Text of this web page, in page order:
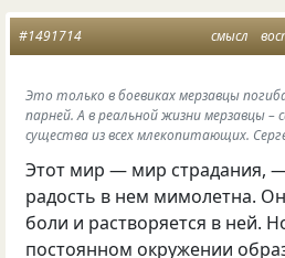
смысл
#1491714
Это только в боевиках мерзавцы
парней. А в реальной жизни мерзавцы –
существа из всех млекопитающих.
Этот мир — мир страдания,
радость в нем мимолетна.
боли и растворяется в ней.
постоянном окружении